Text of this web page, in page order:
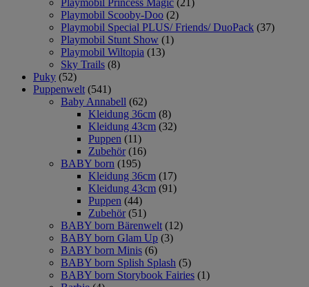
Playmobil Princess Magic (21)
Playmobil Scooby-Doo (2)
Playmobil Special PLUS/ Friends/ DuoPack (37)
Playmobil Stunt Show (1)
Playmobil Wiltopia (13)
Sky Trails (8)
Puky (52)
Puppenwelt (541)
Baby Annabell (62)
Kleidung 36cm (8)
Kleidung 43cm (32)
Puppen (11)
Zubehör (16)
BABY born (195)
Kleidung 36cm (17)
Kleidung 43cm (91)
Puppen (44)
Zubehör (51)
BABY born Bärenwelt (12)
BABY born Glam Up (3)
BABY born Minis (6)
BABY born Splish Splash (5)
BABY born Storybook Fairies (1)